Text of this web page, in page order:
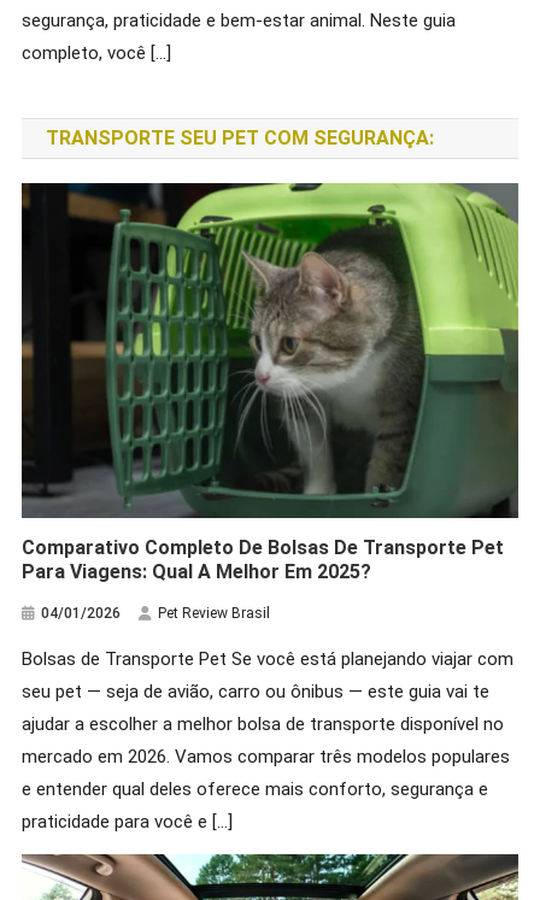
Hamster Sírio: Você Sabia?
segurança, praticidade e bem-estar animal. Neste guia
completo, você […]
TRANSPORTE SEU PET COM SEGURANÇA:
Comparativo Completo De Bolsas De Transporte Pet
Para Viagens: Qual A Melhor Em 2025?
04/01/2026 Pet Review Brasil
Bolsas de Transporte Pet Se você está planejando viajar com
seu pet — seja de avião, carro ou ônibus — este guia vai te
ajudar a escolher a melhor bolsa de transporte disponível no
mercado em 2026. Vamos comparar três modelos populares
e entender qual deles oferece mais conforto, segurança e
praticidade para você e […]